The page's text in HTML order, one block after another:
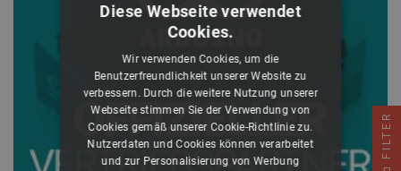
FILTER
Diese Webseite verwendet
Cookies.
Wir verwenden Cookies, um die
Benutzerfreundlichkeit unserer Website zu
verbessern. Durch die weitere Nutzung unserer
Webseite stimmen Sie der Verwendung von
Cookies gemäß unserer Cookie-Richtlinie zu.
Nutzerdaten und Cookies können verarbeitet
und zur Personalisierung von Werbung